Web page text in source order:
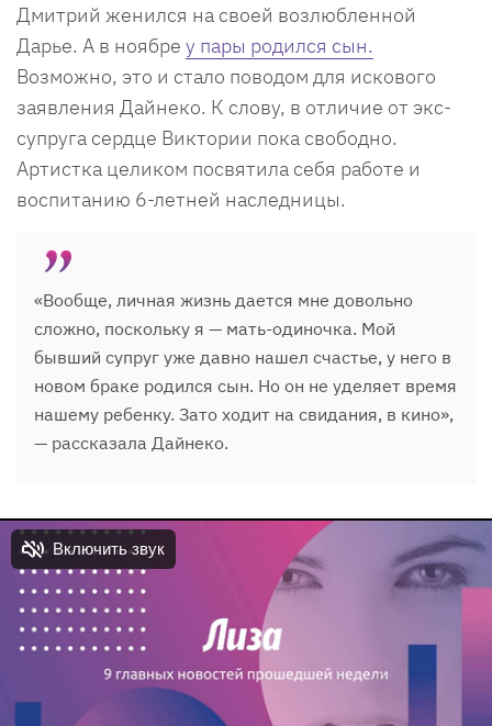
Дмитрий женился на своей возлюбленной
Дарье. А в ноябре у пары родился сын.
Возможно, это и стало поводом для искового
заявления Дайнеко. К слову, в отличие от экс-
супруга сердце Виктории пока свободно.
Артистка целиком посвятила себя работе и
воспитанию 6-летней наследницы.
«Вообще, личная жизнь дается мне довольно
сложно, поскольку я — мать-одиночка. Мой
бывший супруг уже давно нашел счастье, у него в
новом браке родился сын. Но он не уделяет время
нашему ребенку. Зато ходит на свидания, в кино»,
— рассказала Дайнеко.